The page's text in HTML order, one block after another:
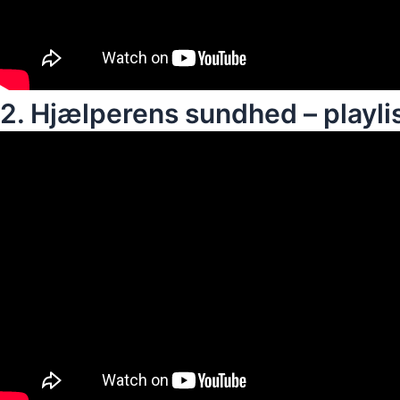
2. Hjælperens sundhed –